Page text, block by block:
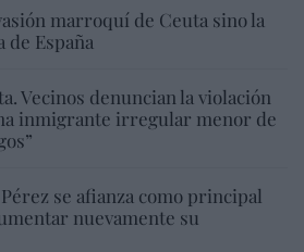
marroquí de Ceuta sino la
de España
Vecinos denuncian la violación
inmigrante irregular menor de
se afianza como principal
nuevamente su